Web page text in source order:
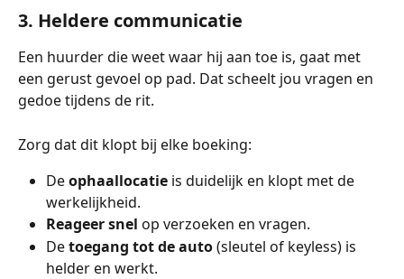
3. Heldere communicatie
Een huurder die weet waar hij aan toe is, gaat met
een gerust gevoel op pad. Dat scheelt jou vragen en
gedoe tijdens de rit.
Zorg dat dit klopt bij elke boeking:
De ophaallocatie is duidelijk en klopt met de
werkelijkheid.
Reageer snel op verzoeken en vragen.
De toegang tot de auto (sleutel of keyless) is
helder en werkt.